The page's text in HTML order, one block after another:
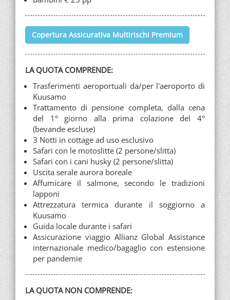
Copertura Assicurativa Multirischi Premium
LA QUOTA COMPRENDE:
Trasferimenti aeroportuali da/per l'aeroporto di
Kuusamo
Trattamento di pensione completa, dalla cena
del 1° giorno alla prima colazione del 4°
(bevande escluse)
3 Notti in cottage ad uso esclusivo
Safari con le motoslitte (2 persone/slitta)
Safari con i cani husky (2 persone/slitta)
Uscita serale aurora boreale
Affumicare il salmone, secondo le tradizioni
lapponi
Attrezzatura termica durante il soggiorno a
Kuusamo
Guida locale durante i safari
Assicurazione viaggio Allianz Global Assistance
internazionale medico/bagaglio con estensione
per pandemie
LA QUOTA NON COMPRENDE: